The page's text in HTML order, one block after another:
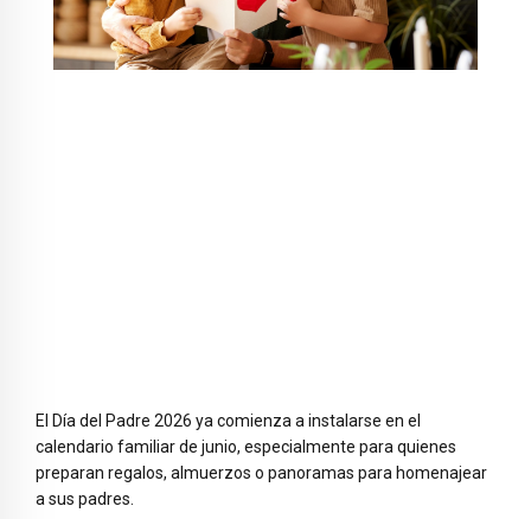
El Día del Padre 2026 ya comienza a instalarse en el
calendario familiar de junio, especialmente para quienes
preparan regalos, almuerzos o panoramas para homenajear
a sus padres.